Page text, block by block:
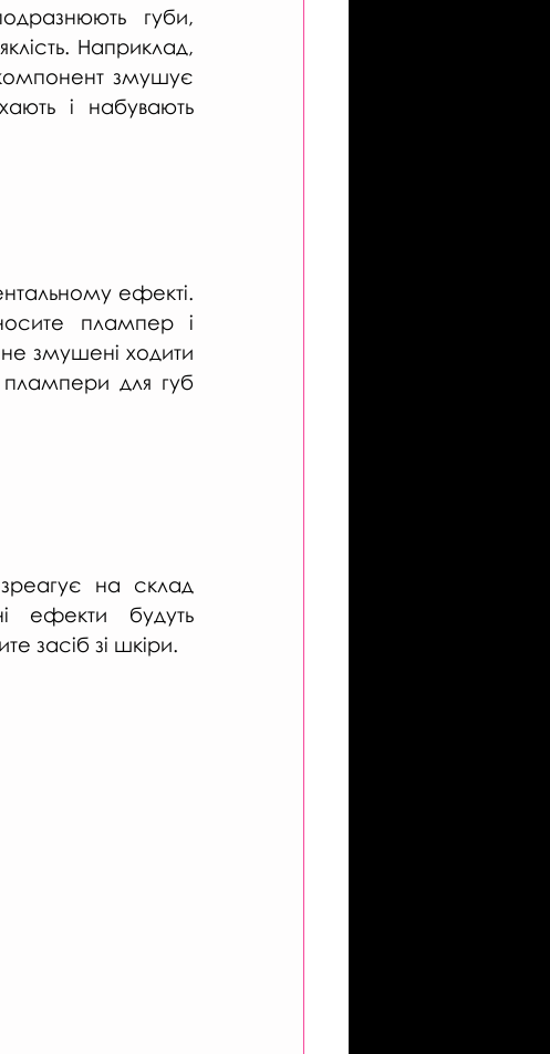
губи,
Наприклад,
змушує
і набувають
ефекті.
плампер і
не змушені ходити
для губ
на склад
ефекти будуть
засіб зі шкіри.